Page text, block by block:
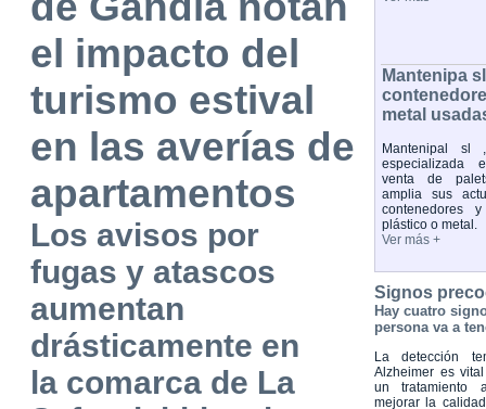
el impacto del
turismo estival
en las averías de
apartamentos
Los avisos por
fugas y atascos
aumentan
drásticamente en
la comarca de La
Mantenipa
metal
Mantenipal sl
especializada
venta de
amplia sus
contenedores
plástico o metal.
Ver más +
Signos
Hay cuatro
persona va a
La detección
Alzheimer es
un tratamiento
mejorar la